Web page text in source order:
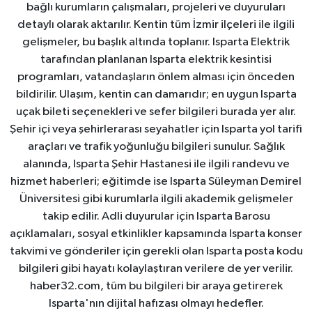
bağlı kurumların çalışmaları, projeleri ve duyuruları
detaylı olarak aktarılır. Kentin tüm İzmir ilçeleri ile ilgili
gelişmeler, bu başlık altında toplanır. Isparta Elektrik
tarafından planlanan Isparta elektrik kesintisi
programları, vatandaşların önlem alması için önceden
bildirilir. Ulaşım, kentin can damarıdır; en uygun Isparta
uçak bileti seçenekleri ve sefer bilgileri burada yer alır.
Şehir içi veya şehirlerarası seyahatler için Isparta yol tarifi
araçları ve trafik yoğunluğu bilgileri sunulur. Sağlık
alanında, Isparta Şehir Hastanesi ile ilgili randevu ve
hizmet haberleri; eğitimde ise Isparta Süleyman Demirel
Üniversitesi gibi kurumlarla ilgili akademik gelişmeler
takip edilir. Adli duyurular için Isparta Barosu
açıklamaları, sosyal etkinlikler kapsamında Isparta konser
takvimi ve gönderiler için gerekli olan Isparta posta kodu
bilgileri gibi hayatı kolaylaştıran verilere de yer verilir.
haber32.com, tüm bu bilgileri bir araya getirerek
Isparta'nın dijital hafızası olmayı hedefler.